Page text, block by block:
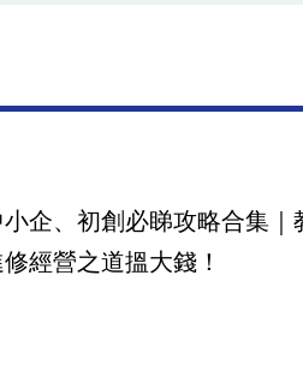
小企、初創必睇攻略合集
經營之道搵大錢！